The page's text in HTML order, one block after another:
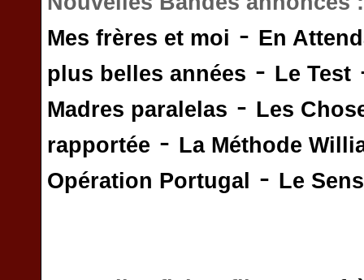
Mes frères et moi - En
plus belles années - Le Test
Madres paralelas - Les
rapportée - La Méthode
Opération Portugal
- Le